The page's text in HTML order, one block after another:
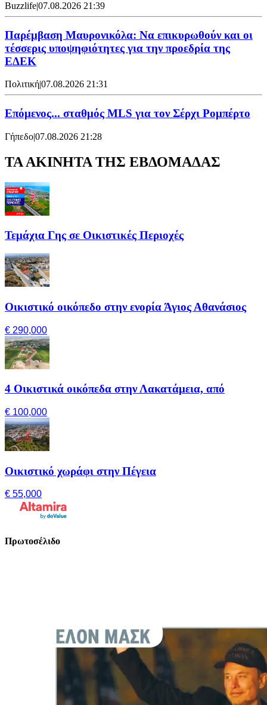
Buzzlife|07.08.2026 21:39
Παρέμβαση Μαυρονικόλα: Να επικυρωθούν και οι
τέσσερις υποψηφιότητες για την προεδρία της
ΕΔΕΚ
Πολιτική07.08.2026 21:31
Επόμενος... σταθμός MLS για τον Σέρχι Ρομπέρτο
Γήπεδο|07.08.2026 21:28
ΤΑ ΑΚΙΝΗΤΑ ΤΗΣ ΕΒΔΟΜΑΔΑΣ
Τεμάχια Γης σε Οικιστικές Περιοχές
Οικιστικό οικόπεδο στην ενορία Άγιος Αθανάσιος
€ 290,000
4 Οικιστικά οικόπεδα στην Λακατάμεια, από
€ 100,000
Οικιστικό χωράφι στην Πέγεια
€ 55,000
Πρωτοσέλιδο